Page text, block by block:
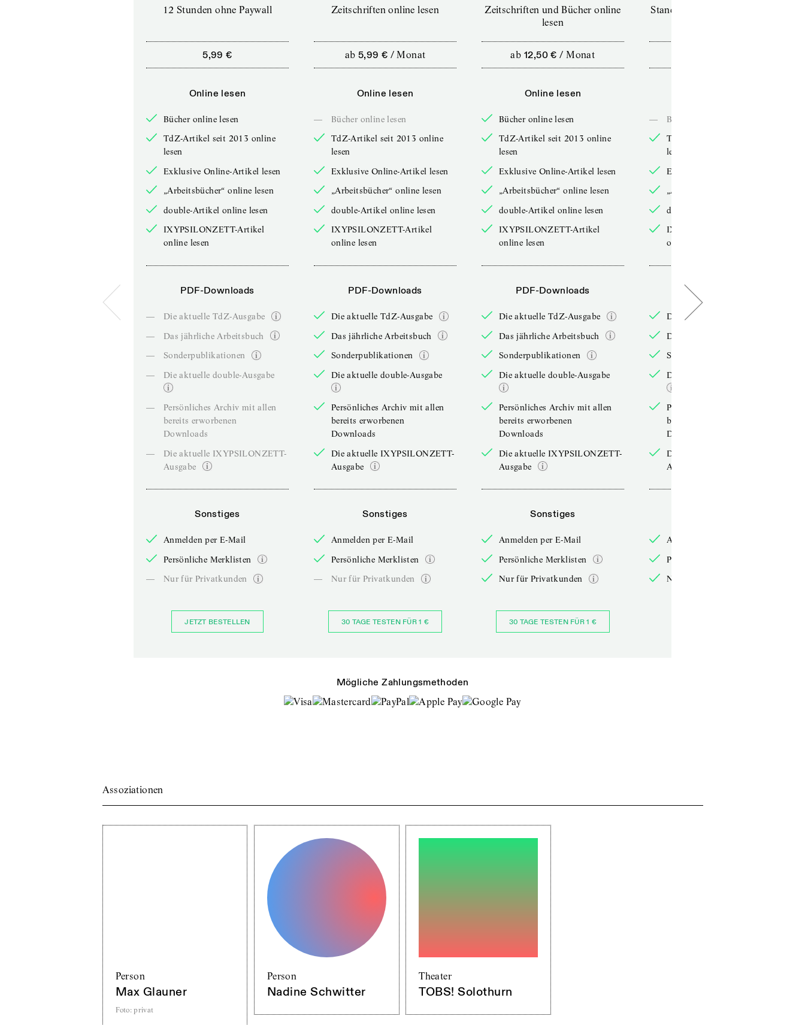
12 Stunden ohne Paywall
5,99 €
Online lesen
Bücher online lesen
TdZ-Artikel seit 2013 online
lesen
Exklusive Online-Artikel lesen
„Arbeitsbücher“ online lesen
double-Artikel online lesen
IXYPSILONZETT-Artikel
online lesen
PDF-Downloads
—
Die aktuelle TdZ-Ausgabe
—
Das jährliche Arbeitsbuch
—
Sonderpublikationen
—
Die aktuelle double-Ausgabe
—
Persönliches Archiv mit allen
bereits erworbenen
Downloads
—
Die aktuelle IXYPSILONZETT-
Ausgabe
Sonstiges
Anmelden per E-Mail
Persönliche Merklisten
—
Nur für Privatkunden
JETZT BESTELLEN
Zeitschriften online lesen
ab 5,99 € /Monat
Online lesen
—
Bücher online lesen
TdZ-Artikel seit 2013 online
lesen
Exklusive Online-Artikel lesen
„Arbeitsbücher“ online lesen
double-Artikel online lesen
IXYPSILONZETT-Artikel
online lesen
PDF-Downloads
Die aktuelle TdZ-Ausgabe
Das jährliche Arbeitsbuch
Sonderpublikationen
Die aktuelle double-Ausgabe
Persönliches Archiv mit allen
bereits erworbenen
Downloads
Die aktuelle IXYPSILONZETT-
Ausgabe
Sonstiges
Anmelden per E-Mail
Persönliche Merklisten
—
Nur für Privatkunden
30 TAGE TESTEN FÜR 1 €
Zeitschriften und Bücher online
lesen
ab 12,50 € /Monat
Online lesen
Bücher online lesen
TdZ-Artikel seit 2013 online
lesen
Exklusive Online-Artikel lesen
„Arbeitsbücher“ online lesen
double-Artikel online lesen
IXYPSILONZETT-Artikel
online lesen
PDF-Downloads
Die aktuelle TdZ-Ausgabe
Das jährliche Arbeitsbuch
Sonderpublikationen
Die aktuelle double-Ausgabe
Persönliches Archiv mit allen
bereits erworbenen
Downloads
Die aktuelle IXYPSILONZETT-
Ausgabe
Sonstiges
Anmelden per E-Mail
Persönliche Merklisten
Nur für Privatkunden
30 TAGE TESTEN FÜR 1 €
Standard (TdZ+) – Zeitschriften
—
Bücher online lesen
TdZ-Artikel seit 2013 online
lesen
Exklusive Online-Artikel lesen
„Arbeitsbücher“ online lesen
double-Artikel online lesen
IXYPSILONZETT-Artikel
online lesen
PDF-Downloads
Die aktuelle TdZ-Ausgabe
Das jährliche Arbeitsbuch
Sonderpublikationen
Die aktuelle double-Ausgabe
Persönliches Archiv mit allen
bereits erworbenen
Downloads
Die aktuelle IXYPSILONZETT-
Ausgabe
Anmelden per E-Mail
Persönliche Merklisten
Nur für Privatkunden
Mögliche Zahlungsmethoden
Assoziationen
Person
Max Glauner
Foto: privat
Person
Nadine Schwitter
Theater
TOBS! Solothurn